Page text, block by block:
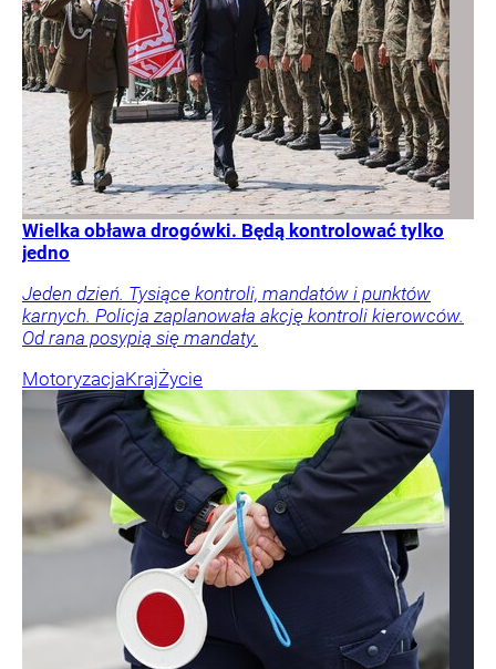
Wielka obława drogówki. Będą kontrolować tylko
jedno
Jeden dzień. Tysiące kontroli, mandatów i punktów
karnych. Policja zaplanowała akcję kontroli kierowców.
Od rana posypią się mandaty.
MotoryzacjaKrajŻycie